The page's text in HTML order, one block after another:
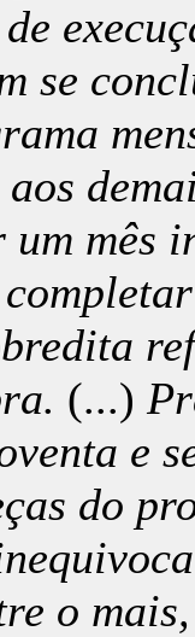
se
mês
(...)
e
do
o